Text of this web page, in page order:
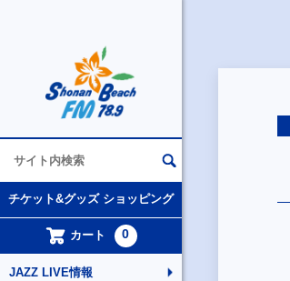
チケット&グッズ ショッピング
カート 0
JAZZ LIVE情報